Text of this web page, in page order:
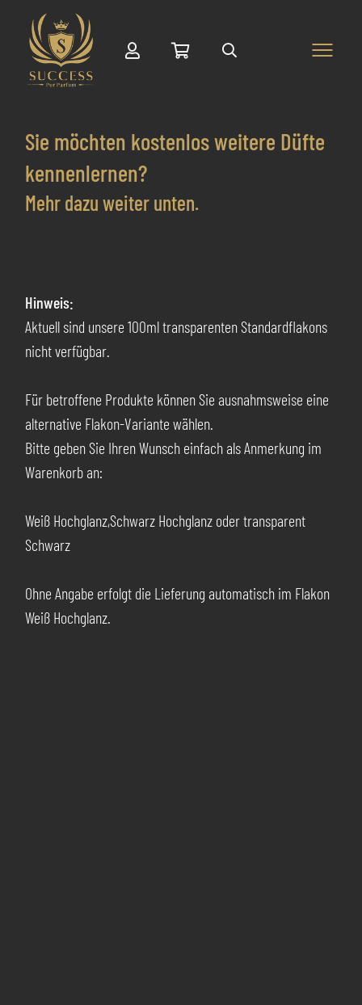
Suche
Sie möchten kostenlos weitere Düfte
kennenlernen?
Mehr dazu weiter unten.
Hinweis:
Aktuell sind unsere 100ml transparenten Standardflakons
nicht verfügbar.
Für betroffene Produkte können Sie ausnahmsweise eine
alternative Flakon-Variante wählen.
Bitte geben Sie Ihren Wunsch einfach als Anmerkung im
Warenkorb an:
Weiß Hochglanz,Schwarz Hochglanz oder transparent
Schwarz
Ohne Angabe erfolgt die Lieferung automatisch im Flakon
Weiß Hochglanz.